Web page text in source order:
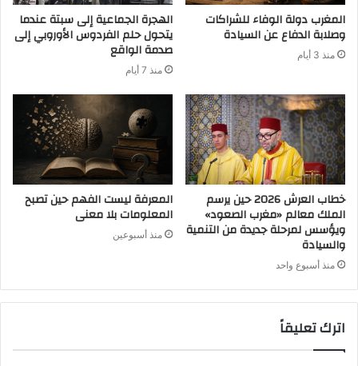
المغرب دولة الوفاء للشراكات
وصلابة الدفاع عن السيادة
منذ 3 أيام
الهجرة الجماعية إلى سبتة عندما
يتحول حلم الفردوس الأوروبي إلى
صدمة الواقع
منذ 7 أيام
خطاب العرش 2026 حين يرسم
الملك معالم «مغرب الصعود»
ويؤسس لمرحلة جديدة من التنمية
والسيادة
منذ أسبوع واحد
المعرفة ليست الفهم حين تصبح
المعلومات بلا معنى
منذ أسبوعين
اترك تعليقاً